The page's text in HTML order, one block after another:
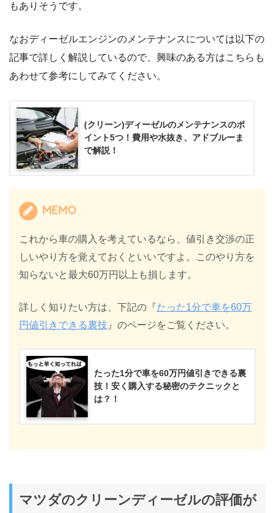
もありそうです。
なおディーゼルエンジンのメンテナンスについては以下の
記事で詳しく解説しているので、興味のある方はこちらも
あわせて参考にしてみてください。
(クリーン)ディーゼルのメンテナンスのポ
イント5つ！費用や水抜き、アドブルーま
で解説！
MEMO
これから車の購入を考えているなら、値引き交渉の正
しいやり方を覚えておくといいですよ。このやり方を
知らないと最大60万円以上も損します。
詳しく知りたい方は、下記の『たった1分で車を60万
円値引きできる裏技 』のページをご覧ください。
たった1分で車を60万円値引きできる裏
技！安く購入する秘密のテクニックと
は？！
マツダのクリーンディーゼルの評価が